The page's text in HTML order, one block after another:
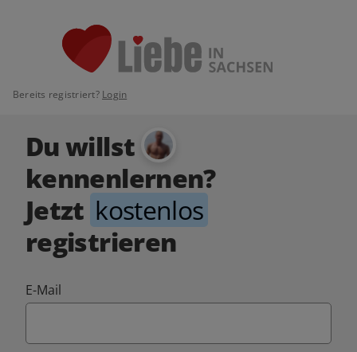
Bereits registriert? Login
Du willst
kennenlernen?
Jetzt kostenlos
registrieren
E-Mail